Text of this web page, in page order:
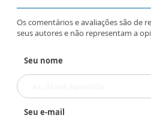
Os comentários e avaliações são de
seus autores e não representam a
Seu nome
Seu e-mail